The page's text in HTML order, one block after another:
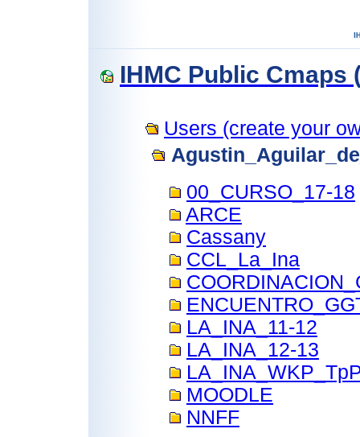
IHMC Public Cmaps
Users (create your
00_CURSO_17-18
ARCE
Cassany
CCL_La_Ina
LA_INA_11-12
LA_INA_12-13
MOODLE
NNFF